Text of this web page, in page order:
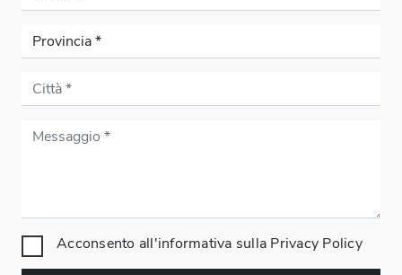
Acconsento all'informativa sulla Privacy Policy